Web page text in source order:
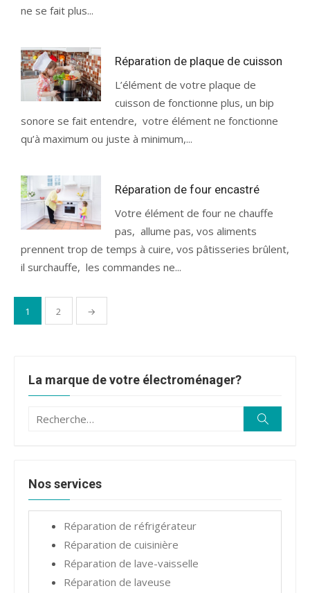
ne se fait plus...
Réparation de plaque de cuisson
L’élément de votre plaque de
cuisson de fonctionne plus, un bip
sonore se fait entendre, votre élément ne fonctionne
qu’à maximum ou juste à minimum,...
Réparation de four encastré
Votre élément de four ne chauffe
pas, allume pas, vos aliments
prennent trop de temps à cuire, vos pâtisseries brûlent,
il surchauffe, les commandes ne...
Pagination
des
1 2 →
La marque de votre électroménager?
Recherche
Nos services
Réparation de réfrigérateur
Réparation de cuisinière
Réparation de lave-vaisselle
Réparation de laveuse